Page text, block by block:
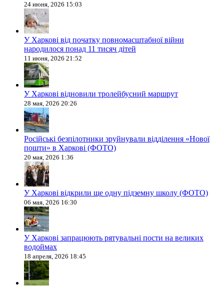
24 июня, 2026 15:03
У Харкові від початку повномасштабної війни
народилося понад 11 тисяч дітей
11 июня, 2026 21:52
У Харкові відновили тролейбусний маршрут
28 мая, 2026 20:26
Російські безпілотники зруйнували відділення «Нової
пошти» в Харкові (ФОТО)
20 мая, 2026 1:36
У Харкові відкрили ще одну підземну школу (ФОТО)
06 мая, 2026 16:30
У Харкові запрацюють рятувальні пости на великих
водоймах
18 апреля, 2026 18:45